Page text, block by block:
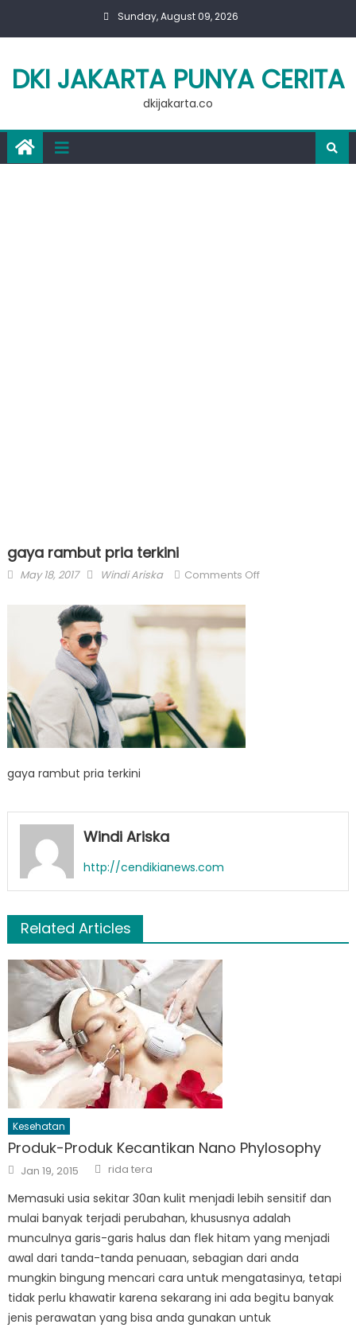
Sunday, August 09, 2026
DKI JAKARTA PUNYA CERITA
dkijakarta.co
gaya rambut pria terkini
Posted
May 18, 2017 Author
Windi Ariska Comments Offon
gaya rambut pria terkini
Windi Ariska
http://cendikianews.com
Related Articles
Kesehatan
Produk-Produk Kecantikan Nano Phylosophy
Posted
on
Jan 19, 2015 Author
rida tera
Memasuki usia sekitar 30an kulit menjadi lebih sensitif dan
mulai banyak terjadi perubahan, khususnya adalah
munculnya garis-garis halus dan flek hitam yang menjadi
awal dari tanda-tanda penuaan, sebagian dari anda
mungkin bingung mencari cara untuk mengatasinya, tetapi
tidak perlu khawatir karena sekarang ini ada begitu banyak
jenis perawatan yang bisa anda gunakan untuk